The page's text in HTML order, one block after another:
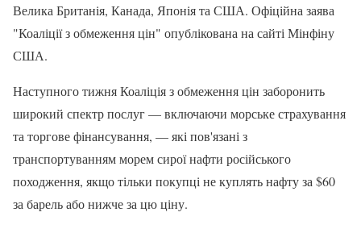
Велика Британія, Канада, Японія та США. Офіційна заява
"Коаліції з обмеження цін" опублікована на сайті Мінфіну
США.
Наступного тижня Коаліція з обмеження цін заборонить
широкий спектр послуг — включаючи морське страхування
та торгове фінансування, — які пов'язані з
транспортуванням морем сирої нафти російського
походження, якщо тільки покупці не куплять нафту за $60
за барель або нижче за цю ціну.